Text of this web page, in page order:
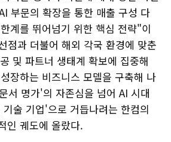
부문의 확장을 통한 매출 구성 다
계를 뛰어넘기 위한 핵심 전략"이
점과 더불어 해외 각국 환경에 맞춘
및 파트너 생태계 확보에 집중해
장하는 비즈니스 모델을 구축해 나
서 명가'의 자존심을 넘어 AI 시대
술 기업'으로 거듭나려는 한컴의
인 궤도에 올랐다.